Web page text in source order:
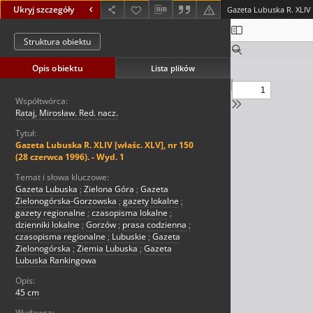
Ukryj szczegóły
Struktura obiektu
Opis obiektu Lista plików
Współtwórca:
Rataj, Mirosław. Red. nacz.
Tytuł:
Gazeta Lubuska R. XLIV [właśc. XLV], nr 150
(28 czerwca 1996). - Wyd. 1
Temat i słowa kluczowe:
Gazeta Lubuska ; Zielona Góra ; Gazeta
Zielonogórska-Gorzowska ; gazety lokalne ;
gazety regionalne ; czasopisma lokalne ;
dzienniki lokalne ; Gorzów ; prasa codzienna ;
czasopisma regionalne ; Lubuskie ; Gazeta
Zielonogórska ; Ziemia Lubuska ; Gazeta
Lubuska Rankingowa
Opis:
45 cm